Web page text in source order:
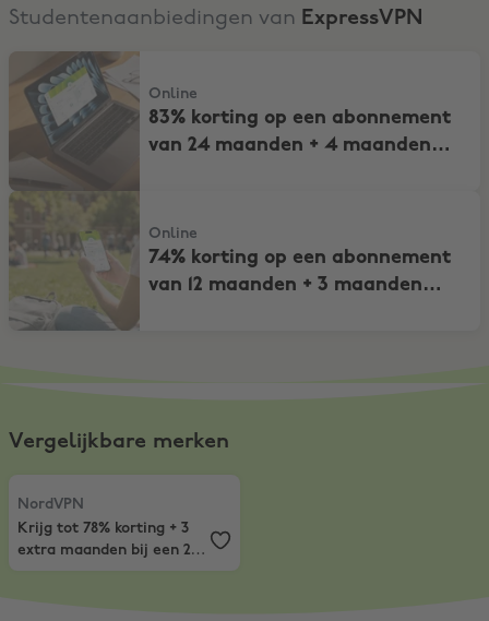
Studentenaanbiedingen van ExpressVPN
83% korting op een abonnement van 24 maanden + 4 maanden
Online
83% korting op een abonnement
van 24 maanden + 4 maanden
74% korting op een abonnement van 12 maanden + 3 maanden extra
Online
74% korting op een abonnement
van 12 maanden + 3 maanden
Vergelijkbare merken
NordVPN
Krijg tot 78% korting + 3 extra maanden bij een 2-jarig
NordVPN
Krijg tot 78% korting + 3
extra maanden bij een 2-
jarig abonnement